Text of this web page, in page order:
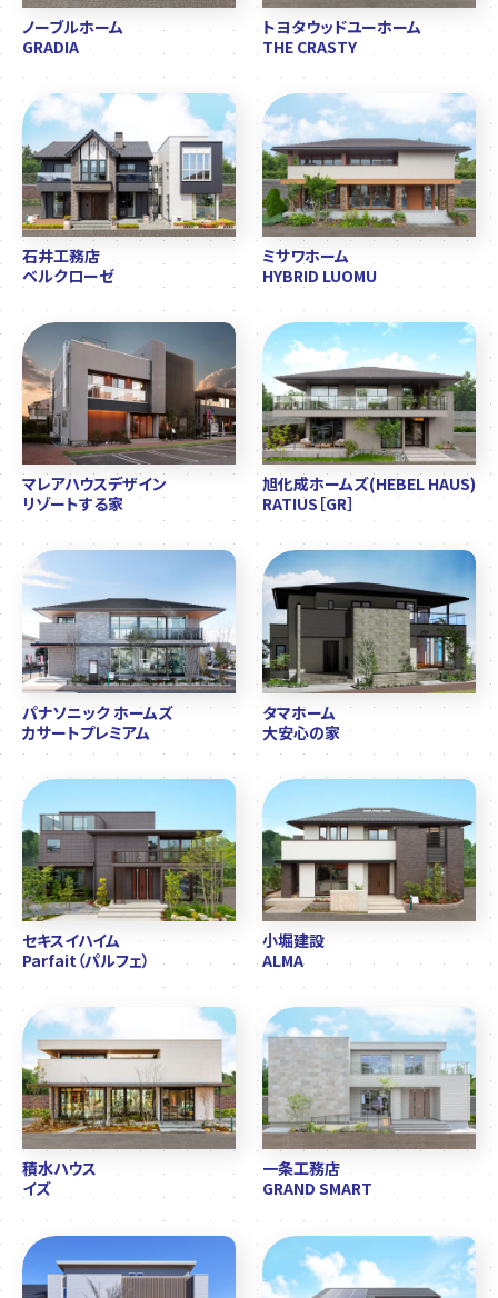
ノーブルホーム
GRADIA
トヨタウッドユーホーム
THE CRASTY
石井工務店
ベルクローゼ
ミサワホーム
HYBRID LUOMU
マレアハウスデザイン
リゾートする家
旭化成ホームズ(HEBEL HAUS)
RATIUS［GR］
パナソニック ホームズ
カサートプレミアム
タマホーム
大安心の家
セキスイハイム
Parfait（パルフェ）
小堀建設
ALMA
積水ハウス
イズ
一条工務店
GRAND SMART